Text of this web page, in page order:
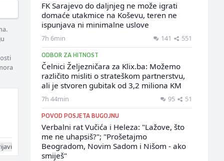
FK Sarajevo do daljnjeg ne može igrati
domaće utakmice na Koševu, teren ne
ispunjava ni minimalne uslove
7h 6min 141 551
ODBOR ZA HITNOST
Čelnici Željezničara za Klix.ba: Možemo
različito misliti o strateškom partnerstvu,
ali je stvoren gubitak od 3,2 miliona KM
7h 44min 95 51
POVOD POSJETA BUGOJNU
Verbalni rat Vučića i Heleza: "Lažove, što
me ne uhapsiš?"; "Prošetajmo
Beogradom, Novim Sadom i Nišom - ako
smiješ"